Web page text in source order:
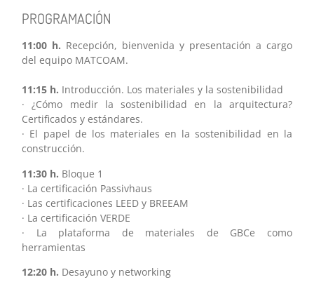
PROGRAMACIÓN
11:00 h. Recepción, bienvenida y presentación a cargo
del equipo MATCOAM.
11:15 h. Introducción. Los materiales y la sostenibilidad
· ¿Cómo medir la sostenibilidad en la arquitectura?
Certificados y estándares.
· El papel de los materiales en la sostenibilidad en la
construcción.
11:30 h. Bloque 1
· La certificación Passivhaus
· Las certificaciones LEED y BREEAM
· La certificación VERDE
· La plataforma de materiales de GBCe como
herramientas
12:20 h. Desayuno y networking